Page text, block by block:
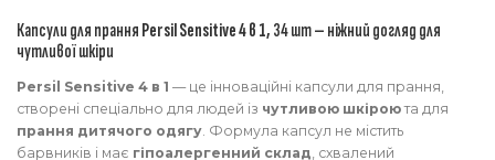
кількість
Капсули для пранняPersil Sensitive 4 в 1, 34 шт — ніжний догляд для
чутливої шкіри
Persil Sensitive 4 в 1 — це інноваційні капсули для прання,
створені спеціально для людей із чутливою шкіроюта для
прання дитячого одягу. Формула капсул не містить
барвників і має гіпоалергенний склад, схвалений